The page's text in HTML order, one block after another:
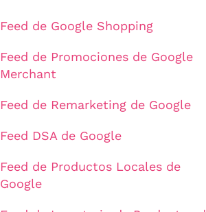
Feed de Google Shopping
Feed de Promociones de Google
Merchant
Feed de Remarketing de Google
Feed DSA de Google
Feed de Productos Locales de
Google